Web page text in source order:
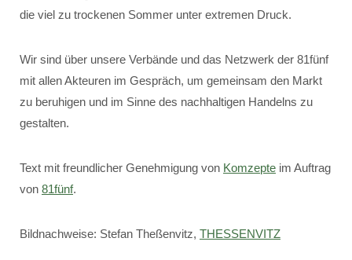
die viel zu trockenen Sommer unter extremen Druck.
Wir sind über unsere Verbände und das Netzwerk der 81fünf
mit allen Akteuren im Gespräch, um gemeinsam den Markt
zu beruhigen und im Sinne des nachhaltigen Handelns zu
gestalten.
Text mit freundlicher Genehmigung von Komzepte im Auftrag
von 81fünf.
Bildnachweise: Stefan Theßenvitz, THESSENVITZ